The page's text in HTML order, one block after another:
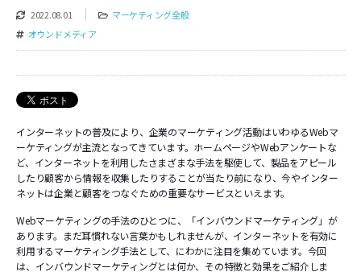
2022.08.01
マーケティング全般
オウンドメディア
インターネットの普及により、企業のマーケティング活動はいわゆるWebマ
ーケティングが主流となってきています。ホームページやWebアンケートな
ど、インターネットを利用したさまざまな手法を駆使して、製品をアピール
したり顧客から情報を収集したりすることが当たり前になり、今やインター
ネットは企業と顧客をつなぐための重要なサービスといえます。
Webマーケティングの手法のひとつに、「インバウンドマーケティング」が
あります。まだ耳慣れない言葉かもしれませんが、インターネットを有効に
利用するマーケティング手法として、にわかに注目を集めています。今回
は、インバウンドマーケティングとは何か、その特徴と効果をご紹介しま